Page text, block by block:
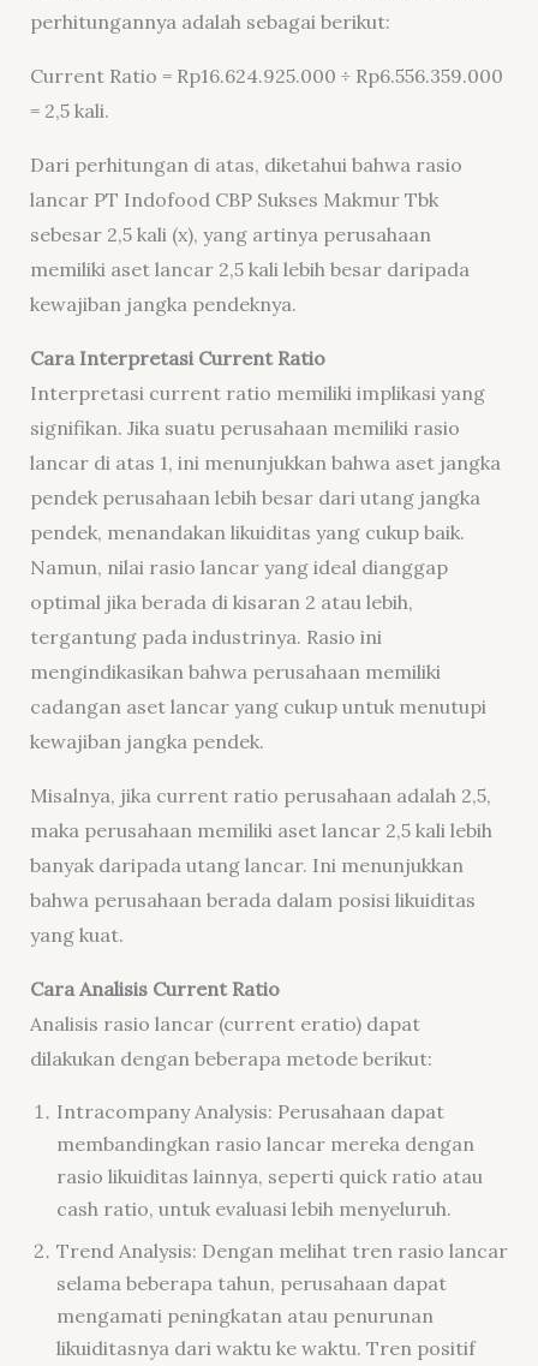
perhitungannya adalah sebagai berikut:
Current Ratio = Rp16.624.925.000 ÷ Rp6.556.359.000
= 2,5 kali.
Dari perhitungan di atas, diketahui bahwa rasio
lancar PT Indofood CBP Sukses Makmur Tbk
sebesar 2,5 kali (x), yang artinya perusahaan
memiliki aset lancar 2,5 kali lebih besar daripada
kewajiban jangka pendeknya.
Cara Interpretasi Current Ratio
Interpretasi current ratio memiliki implikasi yang
signifikan. Jika suatu perusahaan memiliki rasio
lancar di atas 1, ini menunjukkan bahwa aset jangka
pendek perusahaan lebih besar dari utang jangka
pendek, menandakan likuiditas yang cukup baik.
Namun, nilai rasio lancar yang ideal dianggap
optimal jika berada di kisaran 2 atau lebih,
tergantung pada industrinya. Rasio ini
mengindikasikan bahwa perusahaan memiliki
cadangan aset lancar yang cukup untuk menutupi
kewajiban jangka pendek.
Misalnya, jika current ratio perusahaan adalah 2,5,
maka perusahaan memiliki aset lancar 2,5 kali lebih
banyak daripada utang lancar. Ini menunjukkan
bahwa perusahaan berada dalam posisi likuiditas
yang kuat.
Cara Analisis Current Ratio
Analisis rasio lancar (current eratio) dapat
dilakukan dengan beberapa metode berikut:
Intracompany Analysis: Perusahaan dapat
membandingkan rasio lancar mereka dengan
rasio likuiditas lainnya, seperti quick ratio atau
cash ratio, untuk evaluasi lebih menyeluruh.
Trend Analysis: Dengan melihat tren rasio lancar
selama beberapa tahun, perusahaan dapat
mengamati peningkatan atau penurunan
likuiditasnya dari waktu ke waktu. Tren positif